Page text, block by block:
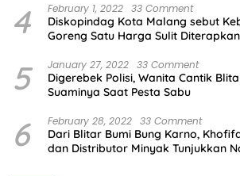
4 February 1, 2022 33 Comment
Diskopindag Kota Malang sebut
Goreng Satu Harga Sulit
5 January 27, 2022 33 Comment
Digerebek Polisi, Wanita Cantik
Suaminya Saat Pesta Sabu
6 February 28, 2022 33 Comment
Dari Blitar Bumi Bung Karno,
dan Distributor Minyak Tunjukkan